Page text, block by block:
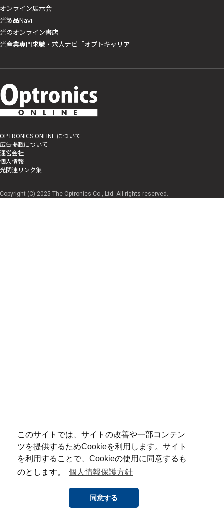
このサイトでは、サイトの改善や一部コンテン
ツを提供するためCookieを利用します。サイト
を利用することで、Cookieの使用に同意するも
のとします。
個人情報保護方針
同意する
オンライン展示会
光製品Navi
光のオンライン書店
光産業専門求職・求人ナビ「オプトキャリア」
OPTRONICS ONLINE について
広告掲載について
運営会社
個人情報
光関連リンク集
Copyright (C) 2025 The Optronics Co., Ltd. All rights reserved.